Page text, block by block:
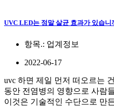
UVC LED는 정말 살균 효과가 있습니
항목.: 업계정보
2022-06-17
uvc 하면 제일 먼저 떠오르는
동안 전염병의 영향으로 사람
이것은 기술적인 수단으로 만